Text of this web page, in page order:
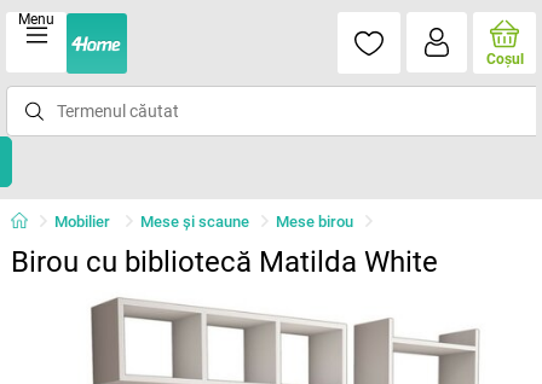
Menu
Coşul
Mobilier Mese şi scaune Mese birou
Birou cu bibliotecă Matilda White